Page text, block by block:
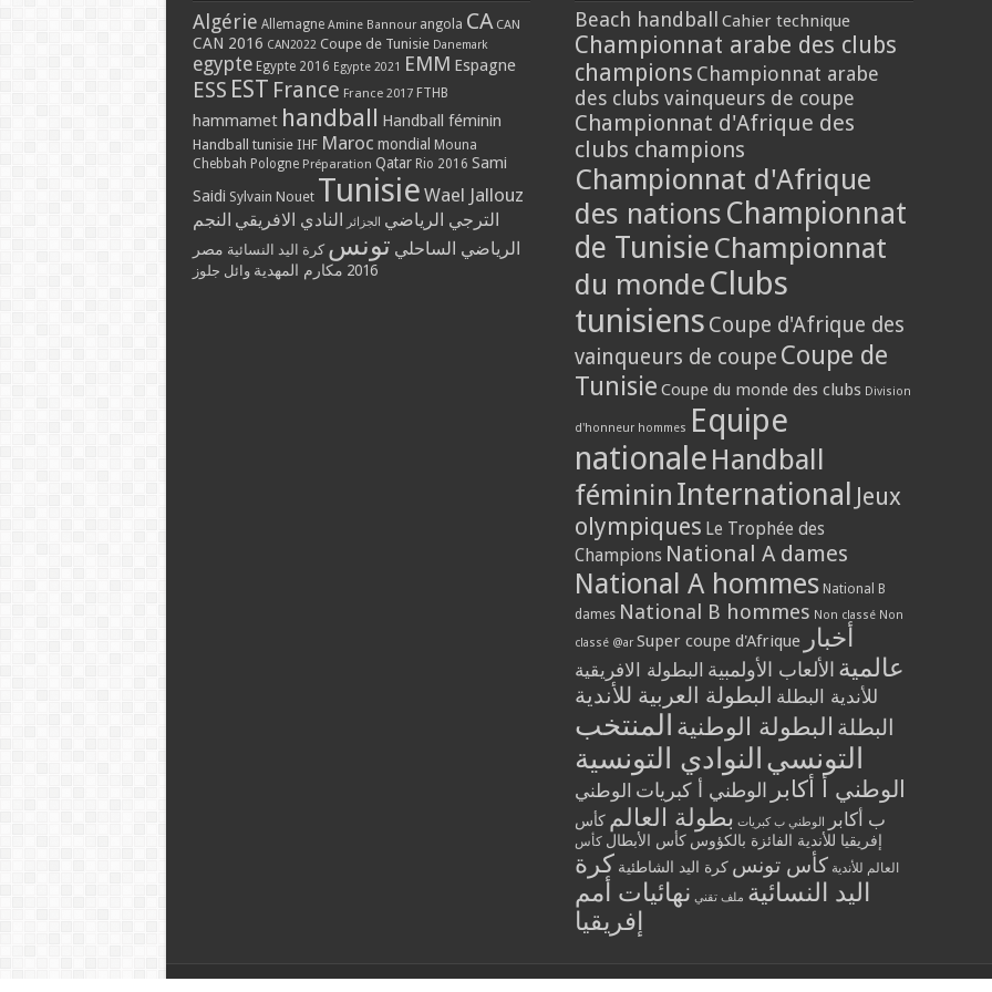
Algérie Allemagne Amine Bannour angola CA CAN
CAN 2016 CAN2022 Coupe de Tunisie Danemark
egypte Egypte 2016 Egypte 2021 EMM Espagne
ESS EST France France 2017 FTHB
hammamet handball Handball féminin
Handball tunisie IHF Maroc mondial Mouna
Chebbah Pologne Préparation Qatar Rio 2016 Sami
Saidi Sylvain Nouet Tunisie Wael Jallouz
الترجي الرياضي الجزائر النادي الافريقي النجم
الرياضي الساحلي تونس كرة اليد النسائية مصر
2016 مكارم المهدية وائل جلوز
Beach handball Cahier technique
Championnat arabe des clubs
champions Championnat arabe
des clubs vainqueurs de coupe
Championnat d'Afrique des
clubs champions
Championnat d'Afrique
des nations Championnat
de Tunisie Championnat
du monde Clubs
tunisiens Coupe d'Afrique des
vainqueurs de coupe Coupe de
Tunisie Coupe du monde des clubs Division
d'honneur hommes Equipe
nationale Handball
féminin International Jeux
olympiques Le Trophée des
Champions National A dames
National A hommes National B
dames National B hommes Non classé Non
classé @ar Super coupe d'Afrique أخبار
عالمية الألعاب الأولمبية البطولة الافريقية
للأندية البطلة البطولة العربية للأندية
البطلة البطولة الوطنية المنتخب
التونسي النوادي التونسية
الوطني أ أكابر الوطني أ كبريات الوطني
ب أكابر
الوطني ب كبريات بطولة العالم كأس
إفريقيا للأندية الفائزة بالكؤوس كأس الأبطال كأس
العالم للأندية كأس تونس كرة اليد الشاطئية كرة
اليد النسائية ملف تقني نهائيات أمم
إفريقيا